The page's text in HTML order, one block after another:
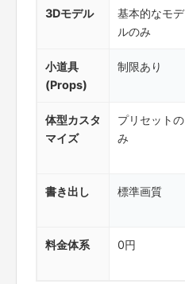
3Dモデル
基本的なモデ
ルのみ
小道具
(Props)
制限あり
体型カスタ
マイズ
プリセットの
み
書き出し 標準画質
料金体系 0円